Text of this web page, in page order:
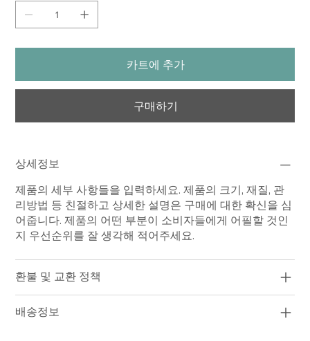
카트에 추가
구매하기
상세정보
제품의 세부 사항들을 입력하세요. 제품의 크기, 재질, 관
리방법 등 친절하고 상세한 설명은 구매에 대한 확신을 심
어줍니다. 제품의 어떤 부분이 소비자들에게 어필할 것인
지 우선순위를 잘 생각해 적어주세요.
환불 및 교환 정책
배송정보